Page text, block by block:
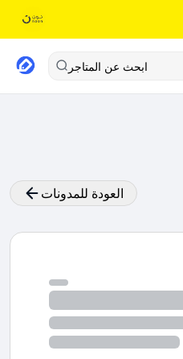
ابحث عن المتاجر
العودة للمدونات